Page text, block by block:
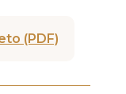
(PDF)